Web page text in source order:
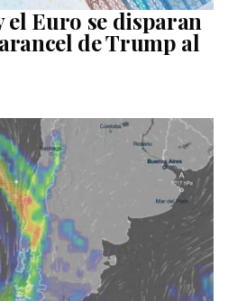
el Euro se disparan
de Trump al